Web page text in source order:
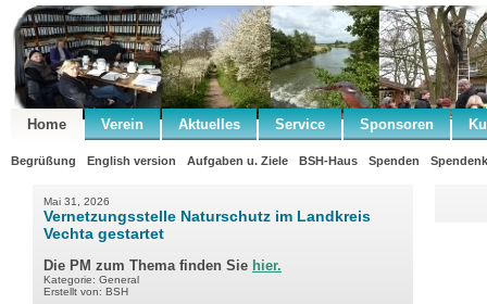
Home Verein Aktuelles Service Sponsoren
Begrüßung English version Aufgaben u. Ziele BSH-Haus Spenden
Mai 31, 2026
Vernetzungsstelle Naturschutz im Landkreis
Vechta gestartet
Die PM zum Thema finden Sie hier.
Kategorie: General
Erstellt von: BSH